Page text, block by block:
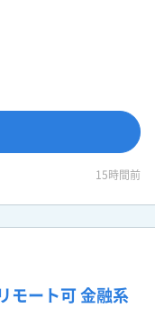
15時間前
モート可 金融系